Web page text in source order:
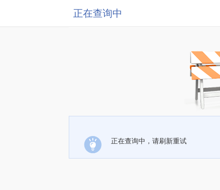
正在查询中
正在查询中，请刷新重试